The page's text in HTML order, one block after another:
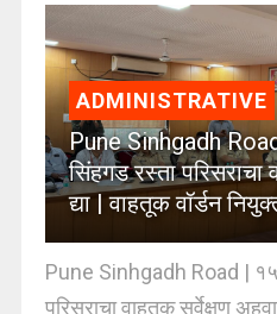
ADMINISTRATIVE
Pune Sinhgadh
सिंहगड रस्ता परिसराचा
द्या | वाहतूक वॉर्डन
Pune Sinhgadh Road | १५
परिसराचा वाहतूक सर्वेक्षण